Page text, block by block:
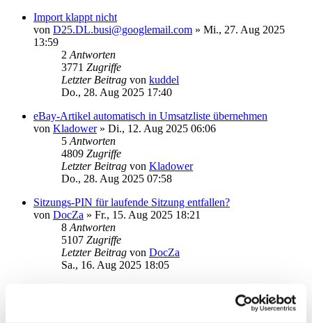
Import klappt nicht
von D25.DL.busi@googlemail.com » Mi., 27. Aug 2025
13:59
2 Antworten
3771 Zugriffe
Letzter Beitrag von kuddel
Do., 28. Aug 2025 17:40
eBay-Artikel automatisch in Umsatzliste übernehmen
von Kladower» Di., 12. Aug 2025 06:06
5 Antworten
4809 Zugriffe
Letzter Beitrag von Kladower
Do., 28. Aug 2025 07:58
Sitzungs-PIN für laufende Sitzung entfallen?
von DocZa » Fr., 15. Aug 2025 18:21
8 Antworten
5107 Zugriffe
Letzter Beitrag von DocZa
Sa., 16. Aug 2025 18:05